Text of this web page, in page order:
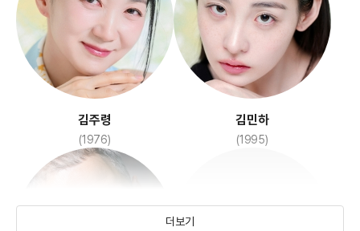
김주령
(1976)
김민하
(1995)
더보기